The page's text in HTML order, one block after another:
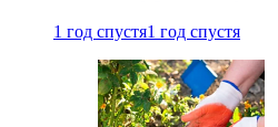
1 год спустя1 год спустя